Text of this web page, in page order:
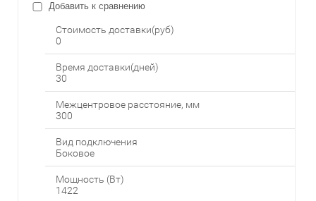
Добавить к сравнению
Стоимость доставки(руб)
0
Время доставки(дней)
30
Межцентровое расстояние, мм
300
Вид подключения
Боковое
Мощность (Вт)
1422